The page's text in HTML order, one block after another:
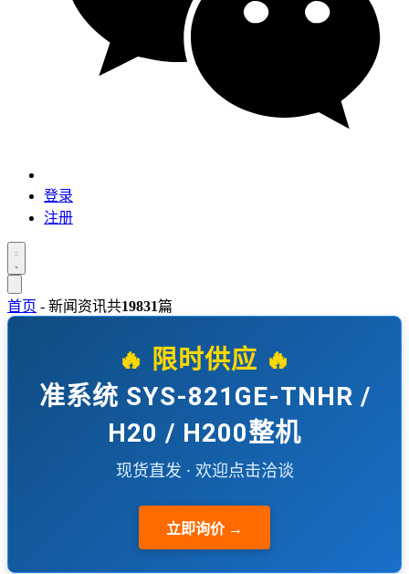
登录
注册
首页 - 新闻资讯共19831篇
🔥 限时供应 🔥
准系统 SYS-821GE-TNHR /
H20 / H200整机
现货直发 · 欢迎点击洽谈
立即询价 →